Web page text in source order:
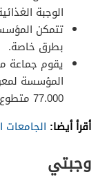
الوجبة
تتمكن
بطرق خاصة.
يقوم جماعة
المؤسسة
77.000 متطوع.
أقرأ أيضا: الجامعات
وجبتي